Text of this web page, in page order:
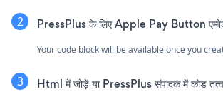
PressPlus के लिए Apple Pay Button एम्बेड
Your code block will be available once you
Html में जोड़ें या PressPlus संपादक में कोड